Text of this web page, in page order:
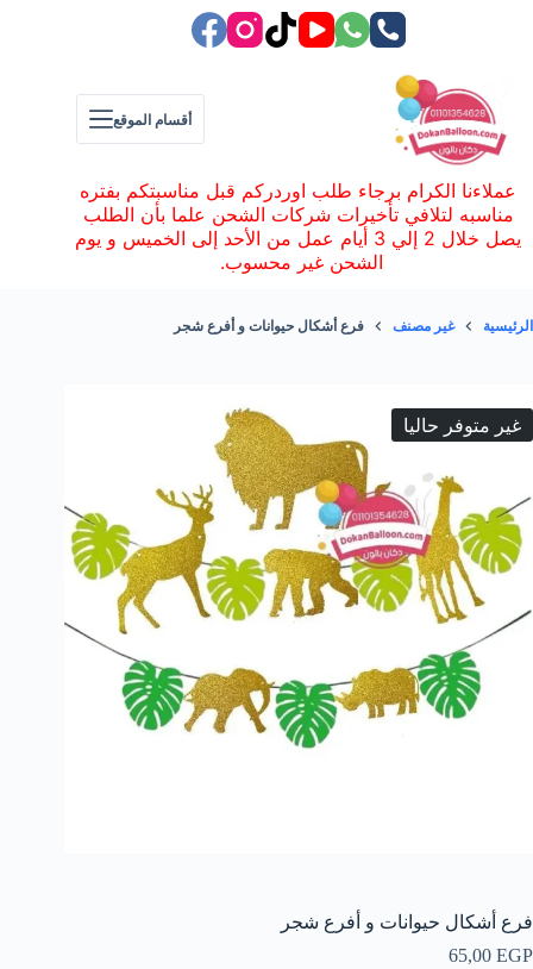
أقسام الموقع
عملاءنا الكرام برجاء طلب اوردركم قبل مناسبتكم بفتره
مناسبه لتلافي تأخيرات شركات الشحن علما بأن الطلب
يصل خلال 2 إلي 3 أيام عمل من الأحد إلى الخميس و يوم
الشحن غير محسوب.
الرئيسية غير مصنف فرع أشكال حيوانات و أفرع شجر
غير متوفر حاليا
فرع أشكال حيوانات و أفرع شجر
65,00 EGP